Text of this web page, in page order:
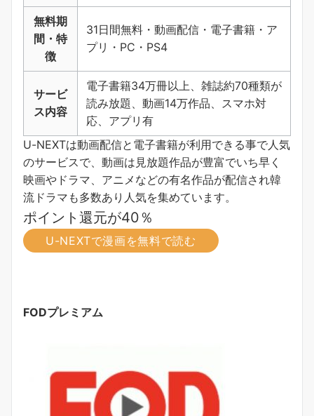
無料期
間・特
徴
31日間無料・動画配信・電子書籍・ア
プリ・PC・PS4
サービ
ス内容
電子書籍34万冊以上、雑誌約70種類が
読み放題、動画14万作品、スマホ対
応、アプリ有
U-NEXTは動画配信と電子書籍が利用できる事で人気
のサービスで、動画は見放題作品が豊富でいち早く
映画やドラマ、アニメなどの有名作品が配信され韓
流ドラマも多数あり人気を集めています。
ポイント還元が40％
U-NEXTで漫画を無料で読む
FODプレミアム